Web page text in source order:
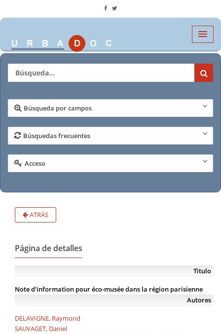
Búsqueda por campos
Búsquedas frecuentes
Acceso
ATRÁS
Página de detalles
Tìtulo
Note d'information pour éco-musée dans la région parisienne
Autores
DELAVIGNE, Raymond
SAUVAGET, Daniel